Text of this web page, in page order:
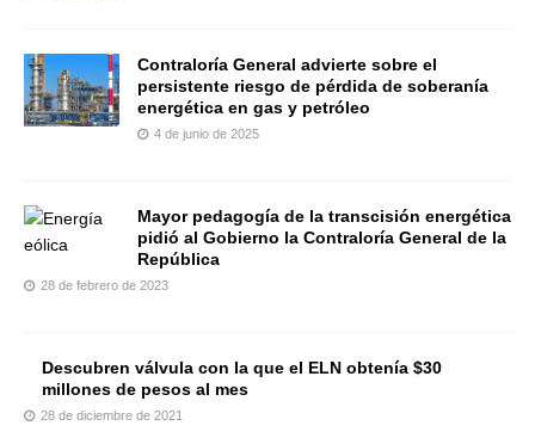
Contraloría General advierte sobre el
persistente riesgo de pérdida de soberanía
energética en gas y petróleo
4 de junio de 2025
Mayor pedagogía de la transcisión energética
pidió al Gobierno la Contraloría General de la
República
28 de febrero de 2023
Descubren válvula con la que el ELN obtenía $30
millones de pesos al mes
28 de diciembre de 2021